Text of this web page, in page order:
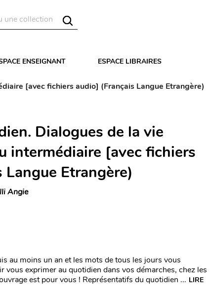
ENSEIGNANT ESPACE LIBRAIRES
[avec fichiers audio] (Français Langue Etrangère)
Dialogues de la vie
intermédiaire [avec fichiers
Etrangère)
Angie
au moins un an et les mots de tous les jours vous
vous exprimer au quotidien dans vos démarches, chez les
est pour vous ! Représentatifs du quotidien ... LIRE